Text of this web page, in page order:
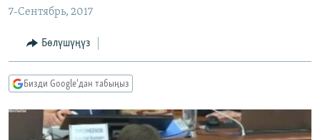
ЭКОНОМИКА
МАДАНИЯТ
БОРБОР АЗИЯ
АТАЙЫН ИЛИКТӨӨ
ТВ ПРОГРАММАЛАР
ЭКСПЕРТТЕР ТАЛДАЙТ
БИЗ ЖАНА ДҮЙНӨ
ӨЗГӨЧӨ ПИКИР
Русский
7-Сентябрь, 2017
Бөлүшүңүз
Бизди Google'дан табыңыз